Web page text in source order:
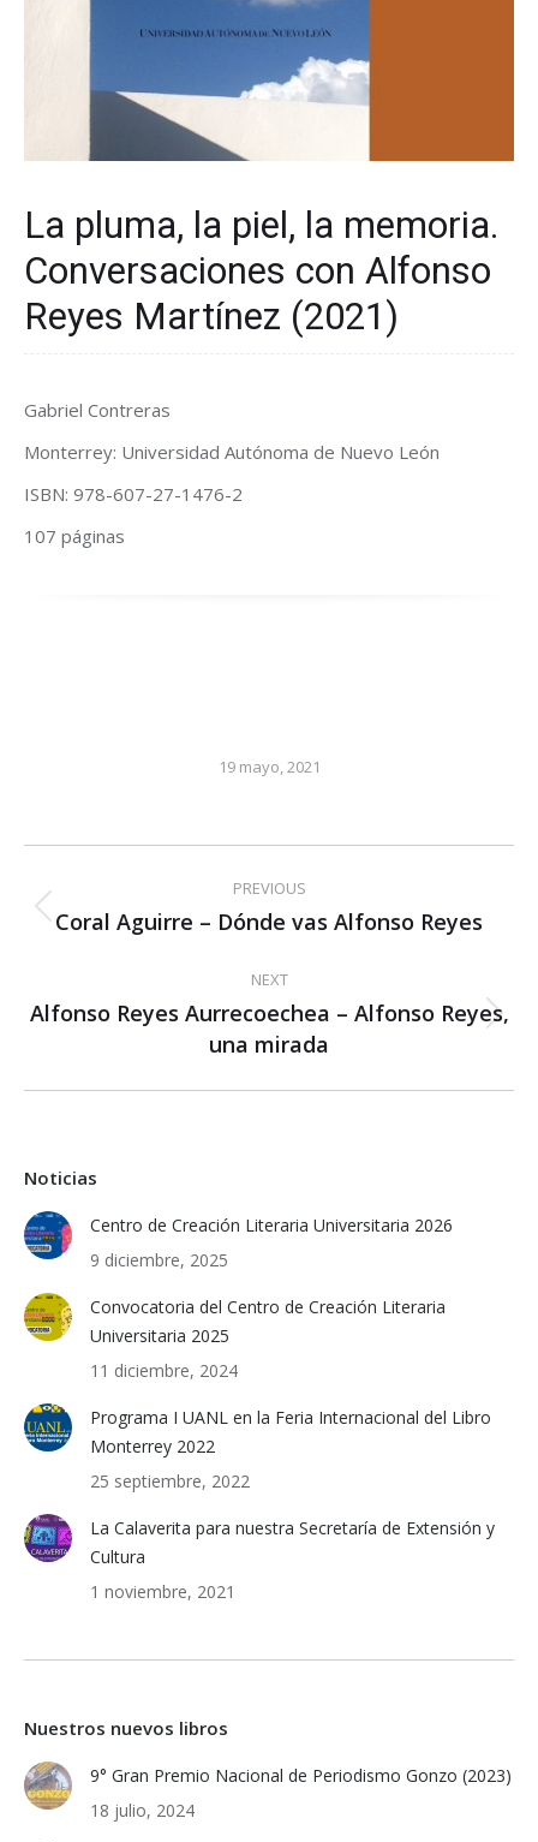
La pluma, la piel, la memoria.
Conversaciones con Alfonso
Reyes Martínez (2021)
Gabriel Contreras
Monterrey: Universidad Autónoma de Nuevo León
ISBN: 978-607-27-1476-2
107 páginas
19 mayo, 2021
navigation
PREVIOUS
Previous
Coral Aguirre – Dónde vas Alfonso Reyes
NEXT
Next
post:
Alfonso Reyes Aurrecoechea – Alfonso Reyes,
una mirada
Noticias
Centro de Creación Literaria Universitaria 2026
9 diciembre, 2025
Convocatoria del Centro de Creación Literaria
Universitaria 2025
11 diciembre, 2024
Programa I UANL en la Feria Internacional del Libro
Monterrey 2022
25 septiembre, 2022
La Calaverita para nuestra Secretaría de Extensión y
Cultura
1 noviembre, 2021
Nuestros nuevos libros
9° Gran Premio Nacional de Periodismo Gonzo (2023)
18 julio, 2024